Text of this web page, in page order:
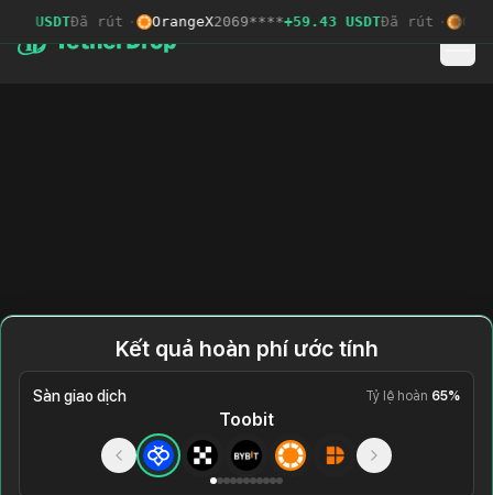
USDTĐã rút · OrangeX2069****+59.43 USDTĐã rút ·
Kết quả hoàn phí ước tính
Sàn giao dịch Tỷ lệ hoàn 65%
Toobit